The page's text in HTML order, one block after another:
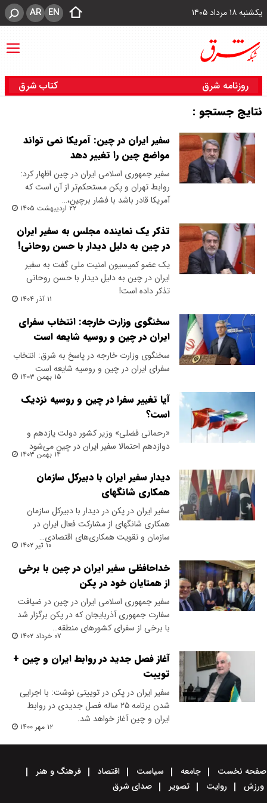
یکشنبه ۱۸ مرداد ۱۴۰۵ EN
AR
روزنامه شرق کتاب شرق
نتایج جستجو :
سفیر ایران در چین: آمریکا نمی تواند
مواضع چین را تغییر دهد
سفیر جمهوری اسلامی ایران در چین اظهار کرد:
روابط تهران و پکن مستحکم‌تر از آن است که
آمریکا قادر باشد با فشار برچین،…
۲۲ اردیبهشت ۱۴۰۵
تذکر یک نماینده مجلس به سفیر ایران
در چین به دلیل دیدار با حسن روحانی!
یک عضو کمیسیون امنیت ملی گفت به سفیر
ایران در چین به دلیل دیدار با حسن روحانی
تذکر داده است!
۱۱ آذر ۱۴۰۴
سخنگوی وزارت خارجه: انتخاب سفرای
ایران در چین و روسیه شایعه است
سخنگوی وزارت خارجه در پاسخ به شرق: انتخاب
سفرای ایران در چین و روسیه شایعه است
۱۵ بهمن ۱۴۰۳
آیا تغییر سفرا در چین و روسیه نزدیک
است؟
«رحمانی فضلی» وزیر کشور دولت یازدهم و
دوازدهم احتمالا سفیر ایران در چین می‌شود
۱۴ بهمن ۱۴۰۳
دیدار سفیر ایران با دبیرکل سازمان
همکاری شانگهای​
​سفیر ایران در پکن در دیدار با دبیرکل سازمان
همکاری شانگهای از مشارکت فعال ایران در
سازمان و تقویت همکاری‌های اقتصادی…
۱۰ تیر ۱۴۰۲
خداحافظی سفیر ایران در چین با برخی
از همتایان خود در پکن
سفیر جمهوری اسلامی ایران در چین در ضیافت
سفارت جمهوری آذربایجان که در پکن برگزار شد
با برخی از سفرای کشورهای منطقه…
۰۷ خرداد ۱۴۰۲
آغاز فصل جدید در روابط ایران و چین +
توییت
سفیر ایران در پکن در توییتی نوشت: با اجرایی
شدن برنامه ۲۵ ساله فصل جدیدی در روابط
ایران و چین آغاز خواهد شد.
۱۲ مهر ۱۴۰۰
صفحه نخست جامعه سیاست اقتصاد
فرهنگ و هنر
ورزش
روایت تصویر صدای شرق